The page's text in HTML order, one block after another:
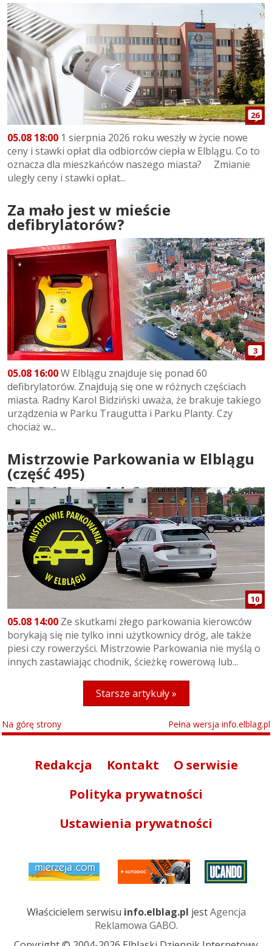
26
05.08 18:00 1 sierpnia 2026 roku weszły w życie nowe
ceny i stawki opłat dla odbiorców ciepła w Elblągu. Co to
oznacza dla mieszkańców naszego miasta? Zmianie
uległy ceny i stawki opłat...
Za mało jest w mieście
defibrylatorów?
3
05.08 16:00W Elblągu znajduje się ponad 60
defibrylatorów. Znajdują się one w różnych częściach
miasta. Radny Karol Bidziński uważa, że brakuje takiego
urządzenia w Parku Traugutta i Parku Planty. Czy
chociaż w...
Mistrzowie Parkowania w Elblągu
(część 495)
10
05.08 14:00 Ze skutkami złego parkowania kierowców
borykają się nie tylko inni użytkownicy dróg, ale także
piesi czy rowerzyści. Mistrzowie Parkowania nie myślą o
innych zastawiając chodnik, ścieżkę rowerową lub...
Starsze artykuły »
Na górę strony Pełna wersja info.elblag.pl
Redakcja Kontakt
O serwisie
Polityka prywatności
Ustawienia prywatności
Właścicielem serwisu info.elblag.pl jestAgencja
Reklamowa GABO.